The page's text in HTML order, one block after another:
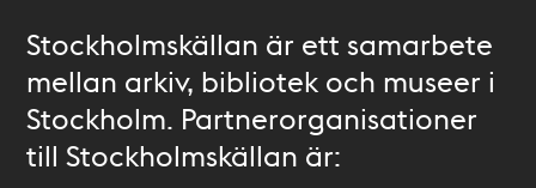
Stockholmskällan är ett samarbete
mellan arkiv, bibliotek och museer i
Stockholm. Partnerorganisationer
till Stockholmskällan är: